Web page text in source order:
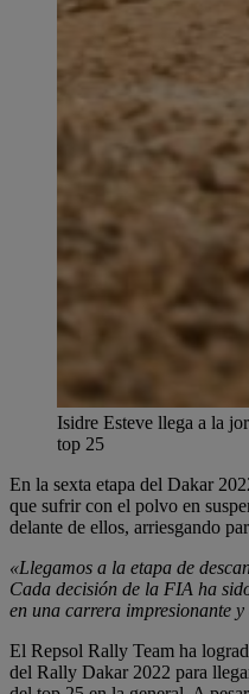
Isidre Esteve llega a la
top 25
En la sexta etapa del Dakar
que sufrir con el polvo en
delante de ellos, arriesgando
«Llegamos a la etapa de
Cada decisión de la FIA ha
en una carrera impresionante
El Repsol Rally Team ha
del Rally Dakar 2022 para